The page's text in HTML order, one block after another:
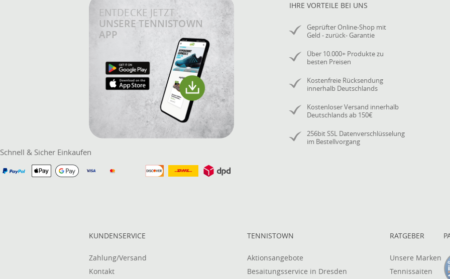
ENTDECKE JETZT
UNSERE TENNISTOWN
APP
IHRE VORTEILE BEI UNS
Geprüfter Online-Shop mit
Geld - zurück- Garantie
Über 10.000+ Produkte zu
besten Preisen
Kostenfreie Rücksendung
innerhalb Deutschlands
Kostenloser Versand innerhalb
Deutschlands ab 150€
256bit SSL Datenverschlüsselung
im Bestellvorgang
Schnell & Sicher Einkaufen
KUNDENSERVICE
Zahlung/Versand
Kontakt
TENNISTOWN
Aktionsangebote
Besaitungsservice in Dresden
RATGEBER
Unsere Marken
Tennissaiten